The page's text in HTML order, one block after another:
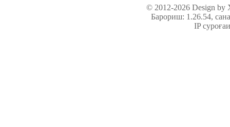
© 2012-2026 Design
Барориш: 1.26.54,
IP